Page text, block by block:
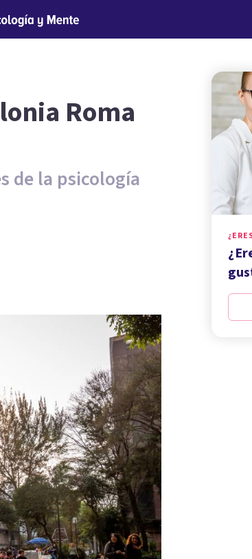
Roma
de la psicología